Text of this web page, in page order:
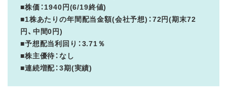
■株価：1940円(6/19終値)
■1株あたりの年間配当金額(会社予想)：72円(期末72
円、中間0円)
■予想配当利回り：3.71％
■株主優待：なし
■連続増配：3期(実績)